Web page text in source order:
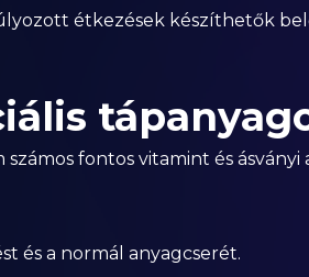
étkezések készíthetők
fontos vitamint és ásványi
és a normál anyagcserét.